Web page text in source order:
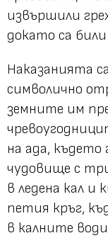
извършили
докато са
Наказанията
символично
земните им
на ада, където
чудовище с
в ледена кал и
петия кръг,
в калните